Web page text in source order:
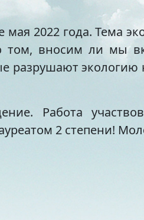
2022 года. Тема
о том, вносим ли мы
разрушают
Работа
2 степени!